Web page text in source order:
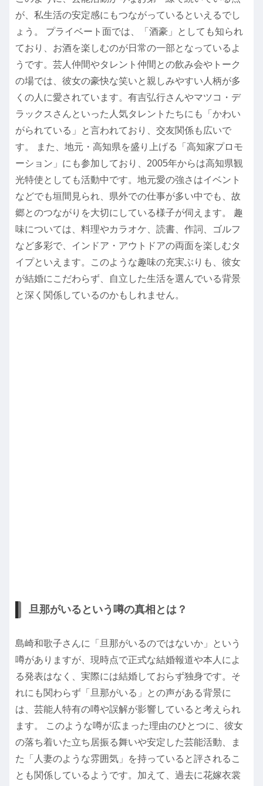
が、私生活の安定感にもつながっているといえるでし
ょう。 プライベート面では、「酒豪」としても知られ
ており、お酒を楽しむのが日常の一部となっているよ
うです。芸人仲間やタレント仲間との飲み会やトーク
の場では、彼女の豪快な笑いと親しみやすい人柄が多
くの人に愛されています。有吉弘行さんやマツコ・デ
ラックスさんといった人気タレントたちにも「かわい
がられている」と言われており、交友関係も広いで
す。 また、地元・高知県を盛り上げる「高知家プロモ
ーション」にも参加しており、2005年からは高知県観
光特使としても活動中です。地元愛の強さはイベント
などでも垣間見られ、県外での仕事が多い中でも、故
郷とのつながりを大切にしている様子が伺えます。 趣
味については、料理やカラオケ、読書、作詞、ゴルフ
など多彩で、インドア・アウトドアの両面を楽しむタ
イプといえます。このような趣味の充実ぶりも、彼女
が結婚にこだわらず、自立した生活を選んでいる背景
と深く関係しているのかもしれません。
旦那がいるという噂の真相とは？
島崎和歌子さんに「旦那がいるのではないか」という
噂がありますが、現時点で正式な結婚報道や本人によ
る発表はなく、実際には結婚しておらず独身です。そ
れにも関わらず「旦那がいる」との声がある背景に
は、芸能人特有の噂や誤解が影響していると考えられ
ます。 このような噂が広まった理由のひとつに、彼女
の落ち着いた立ち居振る舞いや安定した芸能活動、ま
た「人妻のような雰囲気」を持っていると評されるこ
とも関係しているようです。加えて、過去に花嫁衣裳